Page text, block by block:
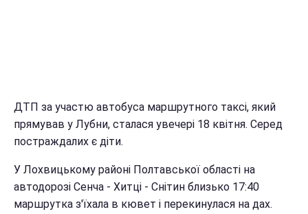
ДТП за участю автобуса маршрутного таксі, який
прямував у Лубни, сталася увечері 18 квітня. Серед
постраждалих є діти.
У Лохвицькому районі Полтавської області на
автодорозі Сенча - Хитці - Снітин близько 17:40
маршрутка з'їхала в кювет і перекинулася на дах.